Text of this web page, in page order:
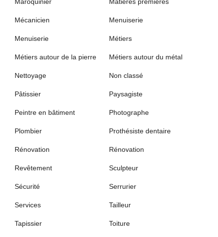
Mécanicien Menuiserie
Menuiserie Métiers
Métiers autour de la pierre Métiers autour du métal
Nettoyage Non classé
Pâtissier Paysagiste
Peintre en bâtiment Photographe
Plombier Prothésiste dentaire
Rénovation Rénovation
Revêtement Sculpteur
Sécurité Serrurier
Services Tailleur
Tapissier Toiture